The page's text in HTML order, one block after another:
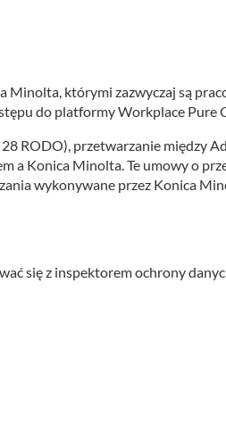
którymi zazwyczaj są
do platformy Workplace Pure
RODO), przetwarzanie między
Konica Minolta. Te umowy o
wykonywane przez Konica
się z inspektorem ochrony